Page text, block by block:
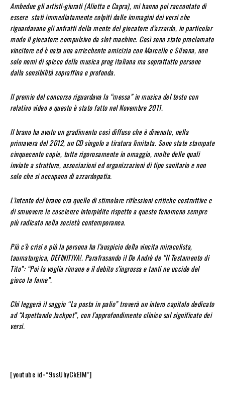
Ambedue gli artisti-giurati (Aliotta e Capra), mi hanno poi raccontato di
essere stati immediatamente colpiti dalle immagini dei versi che
riguardavano gli anfratti della mente del giocatore d’azzardo, in particolar
modo il giocatore compulsivo da slot machine. Così sono stato proclamato
vincitore ed è nata una arricchente amicizia con Marcello e Silvana, non
solo nomi di spicco della musica prog italiana ma soprattutto persone
dalla sensibilità sopraffina e profonda.
Il premio del concorso riguardava la “messa” in musica del testo con
relativo video e questo è stato fatto nel Novembre 2011.
Il brano ha avuto un gradimento così diffuso che è divenuto, nella
primavera del 2012, un CD singolo a tiratura limitata. Sono state stampate
cinquecento copie, tutte rigorosamente in omaggio, molte delle quali
inviate a strutture, associazioni ed organizzazioni di tipo sanitario e non
solo che si occupano di azzardopatia.
L’intento del brano era quello di stimolare riflessioni critiche costruttive e
di smuovere le coscienze intorpidite rispetto a questo fenomeno sempre
più radicato nella società contemporanea.
Più c’è crisi e più la persona ha l’auspicio della vincita miracolista,
taumaturgica, DEFINITIVA!. Parafrasando il De Andrè de “Il Testamento di
Tito”: “Poi la voglia rimane e il debito s’ingrossa e tanti ne uccide del
gioco la fame”.
Chi leggerà il saggio “La posta in palio” troverà un intero capitolo dedicato
ad “Aspettando Jackpot”, con l’approfondimento clinico sul significato dei
versi.
[youtube id=”9ssUhyCkEIM”]